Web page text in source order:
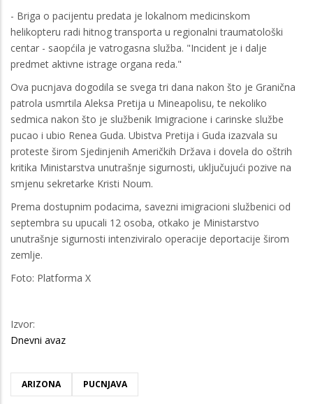
- Briga o pacijentu predata je lokalnom medicinskom
helikopteru radi hitnog transporta u regionalni traumatološki
centar - saopćila je vatrogasna služba. "Incident je i dalje
predmet aktivne istrage organa reda."
Ova pucnjava dogodila se svega tri dana nakon što je Granična
patrola usmrtila Aleksa Pretija u Mineapolisu, te nekoliko
sedmica nakon što je službenik Imigracione i carinske službe
pucao i ubio Renea Guda. Ubistva Pretija i Guda izazvala su
proteste širom Sjedinjenih Američkih Država i dovela do oštrih
kritika Ministarstva unutrašnje sigurnosti, uključujući pozive na
smjenu sekretarke Kristi Noum.
Prema dostupnim podacima, savezni imigracioni službenici od
septembra su upucali 12 osoba, otkako je Ministarstvo
unutrašnje sigurnosti intenziviralo operacije deportacije širom
zemlje.
Foto: Platforma X
Izvor:
Dnevni avaz
ARIZONA PUCNJAVA